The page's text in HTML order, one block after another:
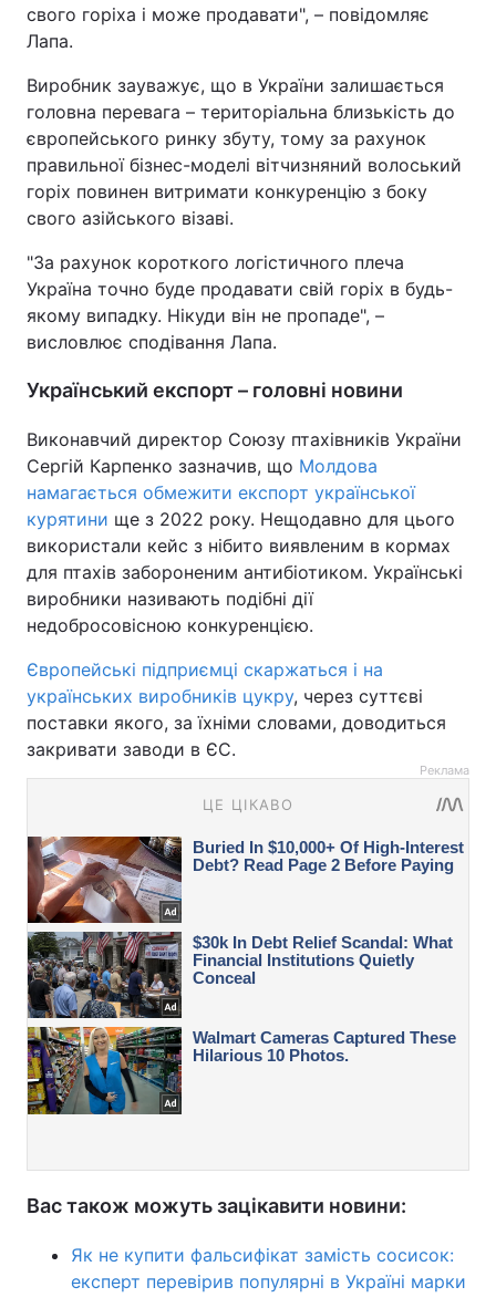
свого горіха і може продавати", – повідомляє
Лапа.
Виробник зауважує, що в України залишається
головна перевага – територіальна близькість до
європейського ринку збуту, тому за рахунок
правильної бізнес-моделі вітчизняний волоський
горіх повинен витримати конкуренцію з боку
свого азійського візаві.
"За рахунок короткого логістичного плеча
Україна точно буде продавати свій горіх в будь-
якому випадку. Нікуди він не пропаде", –
висловлює сподівання Лапа.
Український експорт – головні новини
Виконавчий директор Союзу птахівників України
Сергій Карпенко зазначив, що Молдова
намагається обмежити експорт української
курятини ще з 2022 року. Нещодавно для цього
використали кейс з нібито виявленим в кормах
для птахів забороненим антибіотиком. Українські
виробники називають подібні дії
недобросовісною конкуренцією.
Європейські підприємці скаржаться і на
українських виробників цукру, через суттєві
поставки якого, за їхніми словами, доводиться
закривати заводи в ЄС.
Реклама
Вас також можуть зацікавити новини:
Як не купити фальсифікат замість сосисок:
експерт перевірив популярні в Україні марки